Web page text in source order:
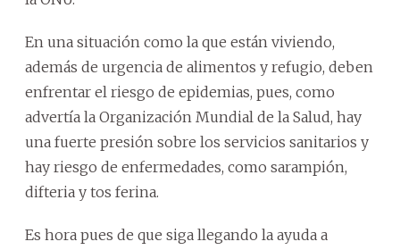
En una situación como la que están viviendo,
además de urgencia de alimentos y refugio, deben
enfrentar el riesgo de epidemias, pues, como
advertía la Organización Mundial de la Salud, hay
una fuerte presión sobre los servicios sanitarios y
hay riesgo de enfermedades, como sarampión,
difteria y tos ferina.
Es hora pues de que siga llegando la ayuda a